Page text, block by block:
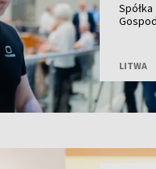
tygodni.
LITWA